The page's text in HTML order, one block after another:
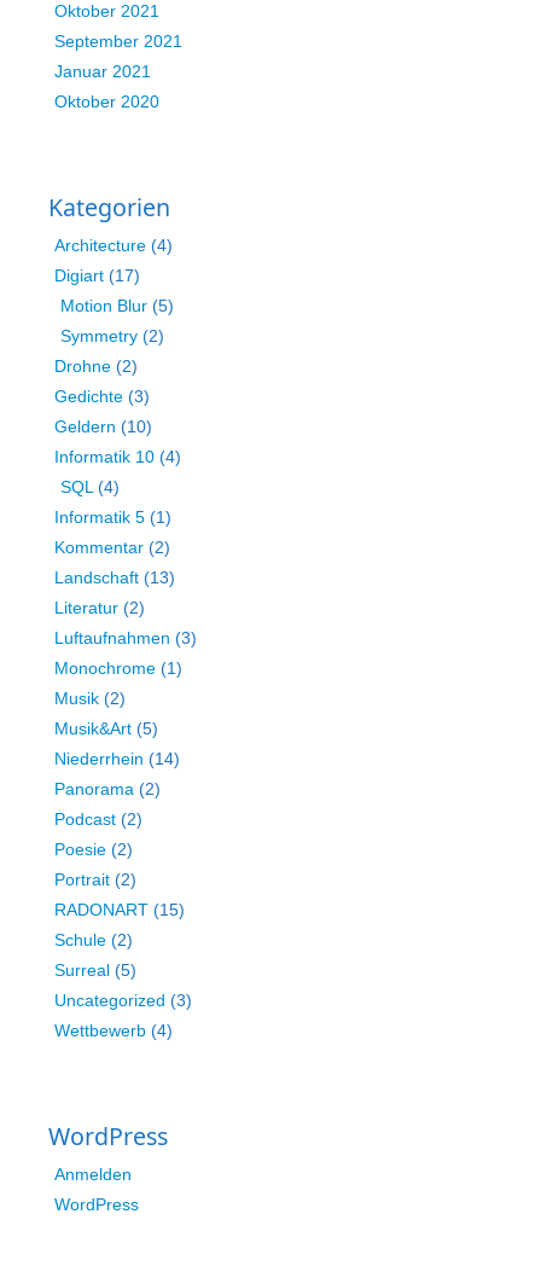
Oktober 2021
September 2021
Januar 2021
Oktober 2020
Kategorien
Architecture (4)
Digiart (17)
Motion Blur (5)
Symmetry (2)
Drohne (2)
Gedichte (3)
Geldern (10)
Informatik 10 (4)
SQL(4)
Informatik 5 (1)
Kommentar (2)
Landschaft (13)
Literatur (2)
Luftaufnahmen (3)
Monochrome (1)
Musik (2)
Musik&Art (5)
Niederrhein (14)
Panorama (2)
Podcast (2)
Poesie (2)
Portrait (2)
RADONART (15)
Schule (2)
Surreal (5)
Uncategorized (3)
Wettbewerb (4)
WordPress
Anmelden
WordPress